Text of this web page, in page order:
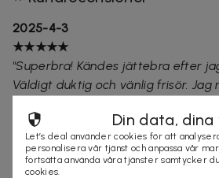
2025-4-3
★★★★★
"Superbra! Kändes jättebra efter
Väldigt duktig och vänlig frisör. Jag
2025-3-21
★★★★★
"Kommer att boka tid på nytt hos
Din data, dina
Let’s deal använder cookies för att
personalisera vår tjänst och anpassa vår
fortsätta använda våra tjänster samtycker
cookies.